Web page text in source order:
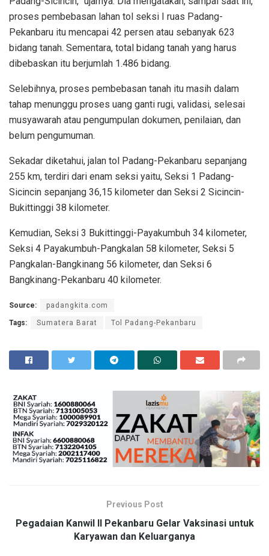
proses pembebasan lahan tol seksi I ruas Padang-
Pekanbaru itu mencapai 42 persen atau sebanyak 623
bidang tanah. Sementara, total bidang tanah yang harus
dibebaskan itu berjumlah 1.486 bidang.
Selebihnya, proses pembebasan tanah itu masih dalam
tahap menunggu proses uang ganti rugi, validasi, selesai
musyawarah atau pengumpulan dokumen, penilaian, dan
belum pengumuman.
Sekadar diketahui, jalan tol Padang-Pekanbaru sepanjang
255 km, terdiri dari enam seksi yaitu, Seksi 1 Padang-
Sicincin sepanjang 36,15 kilometer dan Seksi 2 Sicincin-
Bukittinggi 38 kilometer.
Kemudian, Seksi 3 Bukittinggi-Payakumbuh 34 kilometer,
Seksi 4 Payakumbuh-Pangkalan 58 kilometer, Seksi 5
Pangkalan-Bangkinang 56 kilometer, dan Seksi 6
Bangkinang-Pekanbaru 40 kilometer.
Source: padangkita.com
Tags: Sumatera Barat Tol Padang-Pekanbaru
Previous Post
Pegadaian Kanwil II Pekanbaru Gelar Vaksinasi untuk
Karyawan dan Keluarganya